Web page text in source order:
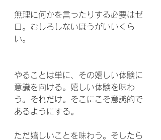
無理に何かを言ったりする必要はゼ
ロ。むしろしないほうがいいくら
い。
やることは単に、その嬉しい体験に
意識を向ける。嬉しい体験を味わ
う。それだけ。そこにこそ意識的で
あるようにする。
ただ嬉しいことを味わう。そしたら